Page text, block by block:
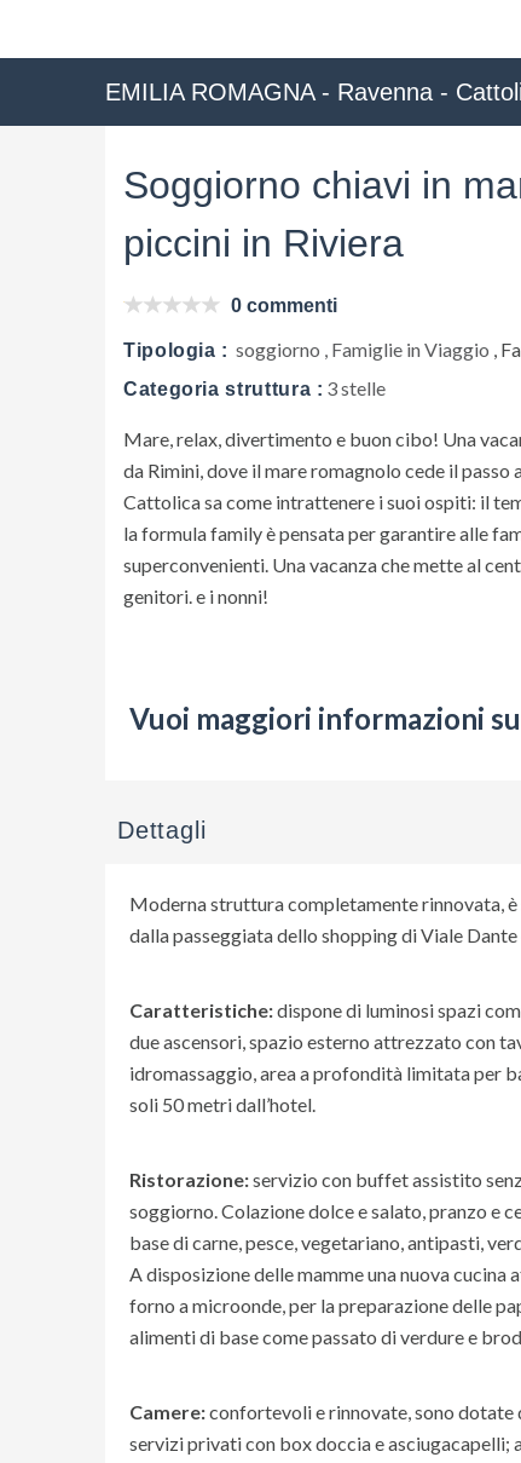
EMILIA ROMAGNA - Ravenna -
Soggiorno chiavi in
piccini in Riviera
0 commenti
Tipologia : soggiorno , Famiglie in Viaggio ,
Categoria struttura : 3 stelle
Mare, relax, divertimento e buon cibo! Una
da Rimini, dove il mare romagnolo cede il passo
Cattolica sa come intrattenere i suoi ospiti: il
la formula family è pensata per garantire alle
superconvenienti. Una vacanza che mette al
genitori. e i nonni!
Vuoi maggiori informazioni
Dettagli
Moderna struttura completamente rinnovata,
dalla passeggiata dello shopping di Viale
Caratteristiche:dispone di luminosi spazi
due ascensori, spazio esterno attrezzato con
idromassaggio, area a profondità limitata per
soli 50 metri dall’hotel.
Ristorazione:servizio con buffet assistito
soggiorno. Colazione dolce e salato, pranzo e
base di carne, pesce, vegetariano, antipasti,
A disposizione delle mamme una nuova
forno a microonde, per la preparazione delle
alimenti di base come passato di verdure e
Camere:confortevoli e rinnovate, sono dotate
servizi privati con box doccia e asciugacapelli;